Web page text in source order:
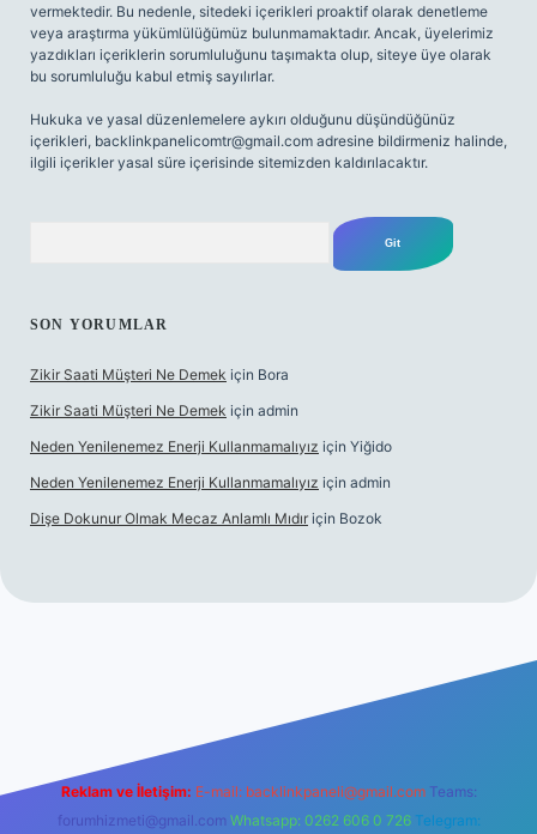
vermektedir. Bu nedenle, sitedeki içerikleri proaktif olarak denetleme
veya araştırma yükümlülüğümüz bulunmamaktadır. Ancak, üyelerimiz
yazdıkları içeriklerin sorumluluğunu taşımakta olup, siteye üye olarak
bu sorumluluğu kabul etmiş sayılırlar.
Hukuka ve yasal düzenlemelere aykırı olduğunu düşündüğünüz
içerikleri, backlinkpanelicomtr@gmail.com adresine bildirmeniz halinde,
ilgili içerikler yasal süre içerisinde sitemizden kaldırılacaktır.
SON YORUMLAR
Zikir Saati Müşteri Ne Demek için Bora
Zikir Saati Müşteri Ne Demek için admin
Neden Yenilenemez Enerji Kullanmamalıyız için Yiğido
Neden Yenilenemez Enerji Kullanmamalıyız için admin
Dişe Dokunur Olmak Mecaz Anlamlı Mıdır için Bozok
Reklam ve İletişim: E-mail: backlinkpaneli@gmail.com Teams:
forumhizmeti@gmail.com Whatsapp: 0262 606 0 726 Telegram: